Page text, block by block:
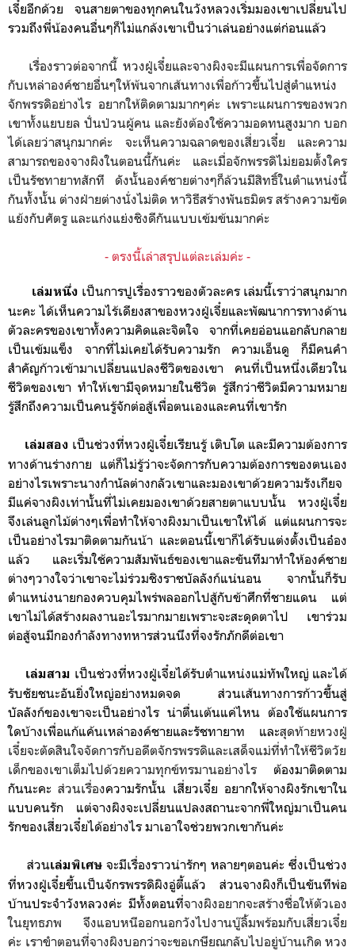
เจี๋ยอีกด้วย จนสายตาของทุกคนในวังหลวงเริ่มมองเขาเปลี่ยนไป
รวมถึงพี่น้องคนอื่นๆก็ไม่แกล้งเขาเป็นว่าเล่นอย่างแต่ก่อนแล้ว
เรื่องราวต่อจากนี้ หวงฝู่เจี๋ยและจางผิงจะมีแผนการเพื่อจัดการ
กับเหล่าองค์ชายอื่นๆให้พ้นจากเส้นทางเพื่อก้าวขึ้นไปสู่ตำแหน่ง
จักพรรดิอย่างไร อยากให้ติดตามมากๆค่ะ เพราะแผนการของพวก
เขาทั้งแยบยล ปั่นป่วนผู้คน และยังต้องใช้ความอดทนสูงมาก บอก
ได้เลยว่าสนุกมากค่ะ จะเห็นความฉลาดของเสี่ยวเจี๋ย และความ
สามารถของจางผิงในตอนนี้กันค่ะ และเมื่อจักพรรดิไม่ยอมตั้งใคร
เป็นรัชทายาทสักที ดังนั้นองค์ชายต่างๆก็ล้วนมีสิทธิ์ในตำแหน่งนี้
กันทั้งนั้น ต่างฝ่ายต่างนั่งไม่ติด หาวิธีสร้างพันธมิตร สร้างความขัด
แย้งกับศัตรู และแก่งแย่งชิงดีกันแบบเข้มข้นมากค่ะ
- ตรงนี้เล่าสรุปแต่ละเล่มค่ะ -
เล่มหนึ่ง เป็นการปูเรื่องราวของตัวละคร เล่มนี้เราว่าสนุกมาก
นะคะ ได้เห็นความไร้เดียงสาของหวงฝู่เจี๋ยและพัฒนาการทางด้าน
ตัวละครของเขาทั้งความคิดและจิตใจ จากที่เคยอ่อนแอกลับกลาย
เป็นเข้มแข็ง จากที่ไม่เคยได้รับความรัก ความเอ็นดู ก็มีคนคำ
สำคัญก้าวเข้ามาเปลี่ยนแปลงชีวิตของเขา คนที่เป็นหนึ่งเดียวใน
ชีวิตของเขา ทำให้เขามีจุดหมายในชีวิต รู้สึกว่าชีวิตมีความหมาย
รู้สึกถึงความเป็นคนรู้จักต่อสู้เพื่อตนเองและคนที่เขารัก
เล่มสอง เป็นช่วงที่หวงฝู่เจี๋ยเรียนรู้ เติบโต และมีความต้องการ
ทางด้านร่างกาย แต่ก็ไม่รู้ว่าจะจัดการกับความต้องการของตนเอง
อย่างไรเพราะนางกำนัลต่างกลัวเขาและมองเขาด้วยความรังเกียจ
มีแค่จางผิงเท่านั้นที่ไม่เคยมองเขาด้วยสายตาแบบนั้น หวงฝู่เจี๋ย
จึงเล่นลูกไม้ต่างๆเพื่อทำให้จางผิงมาเป็นเขาให้ได้ แต่แผนการจะ
เป็นอย่างไรมาติดตามกันน้า และตอนนี้เขาก็ได้รับแต่งตั่้งเป็นอ๋อง
แล้ว และเริ่มใช้ความสัมพันธ์ของเขาและขันทีมาทำให้องค์ชาย
ต่างๆวางใจว่าเขาจะไม่ร่วมชิงราชบัลลังก์แน่นอน จากนั้นก็รับ
ตำแหน่งนายกองควบคุมไพร่พลออกไปสู้กับข้าศึกที่ชายแดน แต่
เขาไม่ได้สร้างผลงานอะไรมากมายเพราะจะสะดุดตาไป เขาร่วม
ต่อสู้จนมีกองกำลังทางทหารส่วนนึงที่จงรักภักดีต่อเขา
เล่มสาม เป็นช่วงที่หวงฝู่เจี๋ยได้รับตำแหน่งแม่ทัพใหญ่ และได้
รับชัยชนะอันยิ่งใหญ่อย่างหมดจด ส่วนเส้นทางการก้าวขึ้นสู่
บัลลังก์ของเขาจะเป็นอย่างไร น่าตื่นเต้นแค่ไหน ต้องใช้แผนการ
ใดบ้างเพื่อแก้แค้นเหล่าองค์ชายและรัชทายาท และสุดท้ายหวงฝู่
เจี๋ยจะตัดสินใจจัดการกับอดีตจักรพรรดิและเสด็จแม่ที่ทำให้ชีวิตวัย
เด็กของเขาเต็มไปด้วยความทุกข์ทรมานอย่างไร ต้องมาติดตาม
กันนะคะ ส่วนเรื่องความรักนั้น เสี่ยวเจี๋ย อยากให้จางผิงรักเขาใน
แบบคนรัก แต่จางผิงจะเปลี่ยนแปลงสถานะจากพี่ใหญ่มาเป็นคน
รักของเสี่ยวเจี๋ยได้อย่างไร มาเอาใจช่วยพวกเขากันค่ะ
ส่วนเล่มพิเศษ จะมีเรื่องราวน่ารักๆ หลายๆตอนค่ะ ซึ่งเป็นช่วง
ที่หวงฝู่เจี๋ยขึ้นเป็นจักรพรรดิผิงอู่ตี้แล้ว ส่วนจางผิงก็เป็นขันทีพ่อ
บ้านประจำวังหลวงค่ะ มีทั้งตอนที่จางผิงอยากจะสร้างชื่อให้ตัวเอง
ในยุทธภพ จึงแอบหนีออกนอกวังไปงานบู๊ลิ้มพร้อมกับเสี่ยวเจี๋ย
ค่ะ เราขำตอนที่จางผิงบอกว่าจะขอเกษียณกลับไปอยู่บ้านเกิด หวง